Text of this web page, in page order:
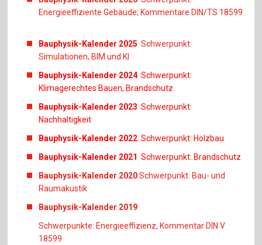
Energieeffiziente Gebäude; Kommentare DIN/TS 18599
Bauphysik-Kalender 2025Schwerpunkt:
Simulationen, BIM und KI
Bauphysik-Kalender 2024Schwerpunkt:
Klimagerechtes Bauen, Brandschutz
Bauphysik-Kalender 2023Schwerpunkt:
Nachhaltigkeit
Bauphysik-Kalender 2022Schwerpunkt: Holzbau
Bauphysik-Kalender 2021Schwerpunkt: Brandschutz
Bauphysik-Kalender 2020Schwerpunkt: Bau- und
Raumakustik
Bauphysik-Kalender 2019
Schwerpunkte: Energieeffizienz, Kommentar DIN V
18599